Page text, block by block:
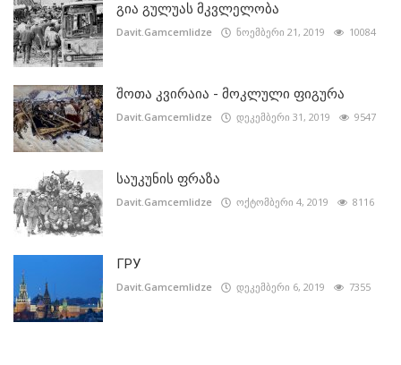
გია გულუას მკვლელობა
Davit.Gamcemlidze ნოემბერი 21, 2019 10084
შოთა კვირაია - მოკლული ფიგურა
Davit.Gamcemlidze დეკემბერი 31, 2019 9547
საუკუნის ფრაზა
Davit.Gamcemlidze ოქტომბერი 4, 2019 8116
ГРУ
Davit.Gamcemlidze დეკემბერი 6, 2019 7355